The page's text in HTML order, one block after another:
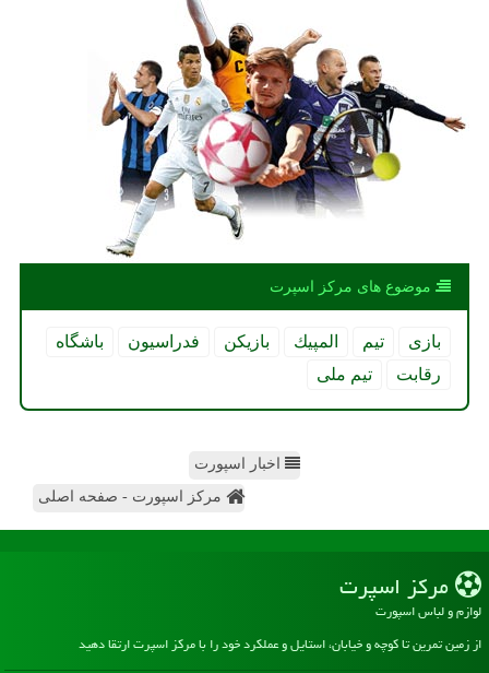
موضوع های مركز اسپرت
بازی تیم المپیك بازیكن فدراسیون
باشگاه
رقابت
تیم ملی
اخبار اسپورت
مرکز اسپورت - صفحه اصلی
مركز اسپرت
لوازم و لباس اسپورت
از زمین تمرین تا کوچه و خیابان، استایل و عملکرد خود را با مرکز اسپرت ارتقا دهید